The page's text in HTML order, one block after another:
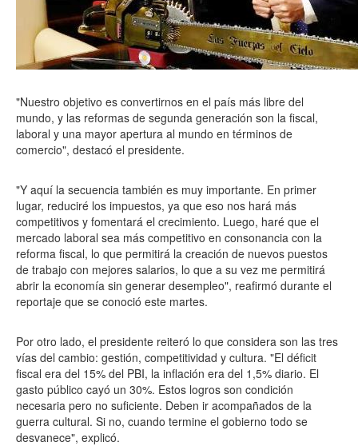
"Nuestro objetivo es convertirnos en el país más libre del
mundo, y las reformas de segunda generación son la fiscal,
laboral y una mayor apertura al mundo en términos de
comercio", destacó el presidente.
"Y aquí la secuencia también es muy importante. En primer
lugar, reduciré los impuestos, ya que eso nos hará más
competitivos y fomentará el crecimiento. Luego, haré que el
mercado laboral sea más competitivo en consonancia con la
reforma fiscal, lo que permitirá la creación de nuevos puestos
de trabajo con mejores salarios, lo que a su vez me permitirá
abrir la economía sin generar desempleo", reafirmó durante el
reportaje que se conoció este martes.
Por otro lado, el presidente reiteró lo que considera son las tres
vías del cambio: gestión, competitividad y cultura. "El déficit
fiscal era del 15% del PBI, la inflación era del 1,5% diario. El
gasto público cayó un 30%. Estos logros son condición
necesaria pero no suficiente. Deben ir acompañados de la
guerra cultural. Si no, cuando termine el gobierno todo se
desvanece", explicó.